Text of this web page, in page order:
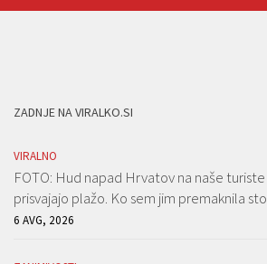
ZADNJE NA VIRALKO.SI
VIRALNO
FOTO: Hud napad Hrvatov na naše turiste
prisvajajo plažo. Ko sem jim premaknila
6 AVG, 2026